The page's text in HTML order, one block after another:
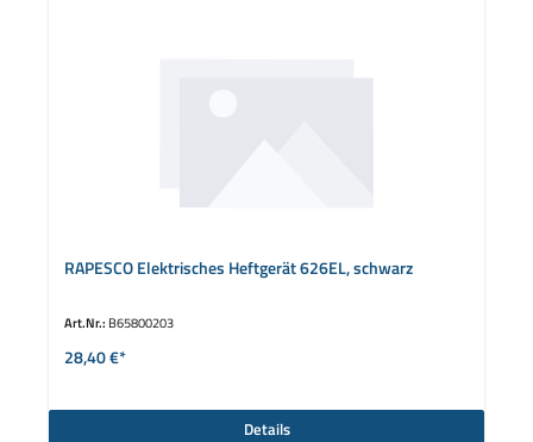
RAPESCO Elektrisches Heftgerät 626EL, schwarz
Art.Nr.: B65800203
28,40 €*
Details